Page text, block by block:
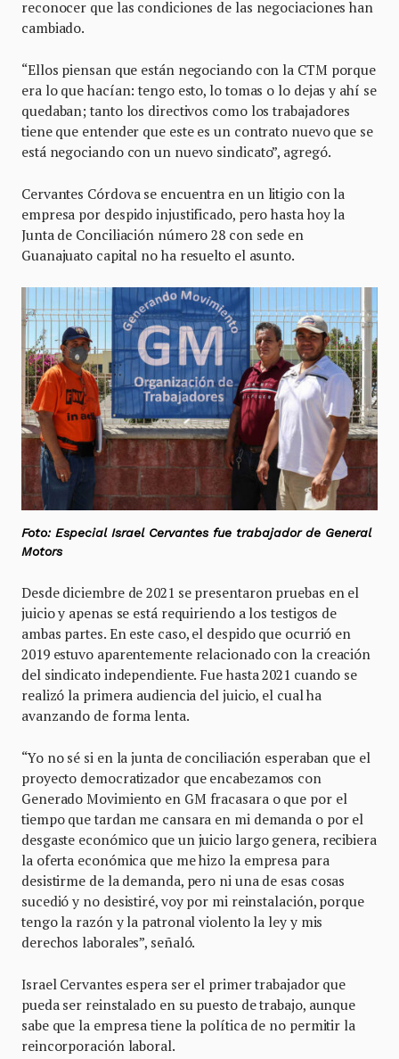
reconocer que las condiciones de las negociaciones han
cambiado.
“Ellos piensan que están negociando con la CTM porque
era lo que hacían: tengo esto, lo tomas o lo dejas y ahí se
quedaban; tanto los directivos como los trabajadores
tiene que entender que este es un contrato nuevo que se
está negociando con un nuevo sindicato”, agregó.
Cervantes Córdova se encuentra en un litigio con la
empresa por despido injustificado, pero hasta hoy la
Junta de Conciliación número 28 con sede en
Guanajuato capital no ha resuelto el asunto.
Foto: Especial Israel Cervantes fue trabajador de General
Motors
Desde diciembre de 2021 se presentaron pruebas en el
juicio y apenas se está requiriendo a los testigos de
ambas partes. En este caso, el despido que ocurrió en
2019 estuvo aparentemente relacionado con la creación
del sindicato independiente. Fue hasta 2021 cuando se
realizó la primera audiencia del juicio, el cual ha
avanzando de forma lenta.
“Yo no sé si en la junta de conciliación esperaban que el
proyecto democratizador que encabezamos con
Generado Movimiento en GM fracasara o que por el
tiempo que tardan me cansara en mi demanda o por el
desgaste económico que un juicio largo genera, recibiera
la oferta económica que me hizo la empresa para
desistirme de la demanda, pero ni una de esas cosas
sucedió y no desistiré, voy por mi reinstalación, porque
tengo la razón y la patronal violento la ley y mis
derechos laborales”, señaló.
Israel Cervantes espera ser el primer trabajador que
pueda ser reinstalado en su puesto de trabajo, aunque
sabe que la empresa tiene la política de no permitir la
reincorporación laboral.